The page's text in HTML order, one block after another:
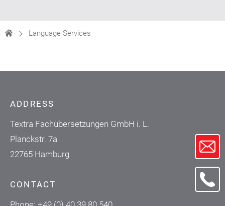
Language Services
ADDRESS
Textra Fachübersetzungen GmbH i. L.
Planckstr. 7a
22765 Hamburg
CONTACT